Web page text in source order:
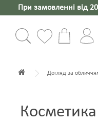
При замовленні від
Догляд за